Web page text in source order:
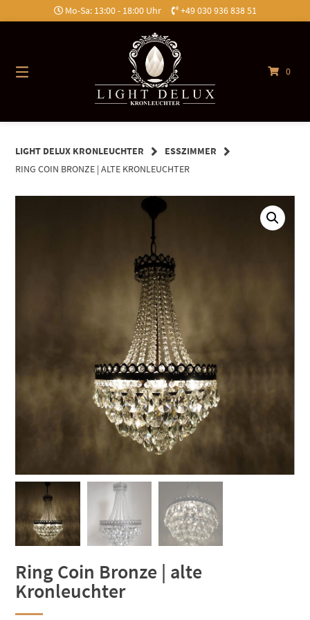
zum
Mo-Sa: 13:00 - 18:00 Uhr +49 030 936 838 51
0
LIGHT DELUX KRONLEUCHTER
ESSZIMMER
RING COIN BRONZE | ALTE KRONLEUCHTER
Ring Coin Bronze | alte
Kronleuchter